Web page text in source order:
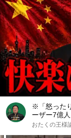
※「怒った
ーザー7億
って人間が
おたくの王様